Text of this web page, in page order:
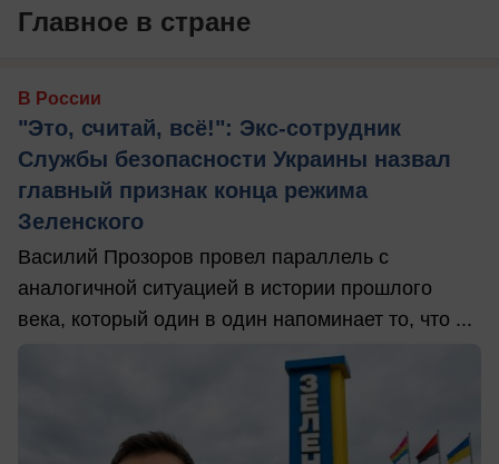
Главное в стране
В России
"Это, считай, всё!": Экс-сотрудник
Службы безопасности Украины назвал
главный признак конца режима
Зеленского
Василий Прозоров провел параллель с
аналогичной ситуацией в истории прошлого
века, который один в один напоминает то, что ...